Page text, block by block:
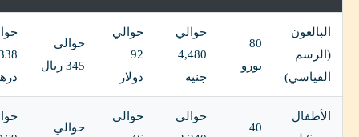
البالغون
(الرسم
القياسي)
80
يورو
حوالي
4,480
جنيه
حوالي
92
دولار
حوالي
345 ريال
الأطفال
40
حوالي
حوالي
حوالي